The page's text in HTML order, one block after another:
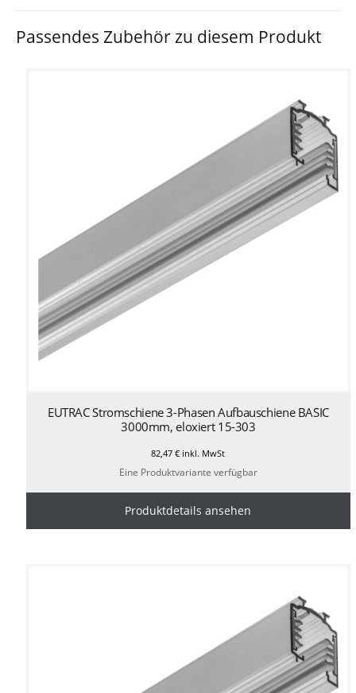
Passendes Zubehör zu diesem Produkt
EUTRAC Stromschiene 3-Phasen Aufbauschiene BASIC
3000mm, eloxiert 15-303
82,47€ inkl. MwSt
Eine Produktvariante verfügbar
Produktdetails ansehen